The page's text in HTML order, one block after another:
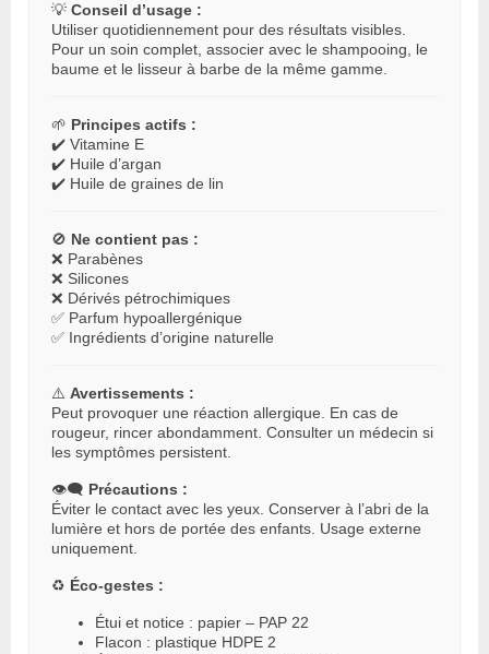
💡 Conseil d’usage :
Utiliser quotidiennement pour des résultats visibles.
Pour un soin complet, associer avec le shampooing, le
baume et le lisseur à barbe de la même gamme.
🌱 Principes actifs :
✔️ Vitamine E
✔️ Huile d’argan
✔️ Huile de graines de lin
🚫 Ne contient pas :
❌ Parabènes
❌ Silicones
❌ Dérivés pétrochimiques
✅ Parfum hypoallergénique
✅ Ingrédients d’origine naturelle
⚠️ Avertissements :
Peut provoquer une réaction allergique. En cas de
rougeur, rincer abondamment. Consulter un médecin si
les symptômes persistent.
👁️‍🗨️ Précautions :
Éviter le contact avec les yeux. Conserver à l’abri de la
lumière et hors de portée des enfants. Usage externe
uniquement.
♻️ Éco-gestes :
Étui et notice : papier – PAP 22
Flacon : plastique HDPE 2